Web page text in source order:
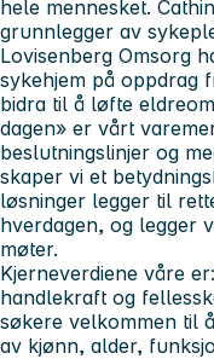
hele mennesket.
grunnlegger av
Lovisenberg Omsorg
sykehjem på oppdrag
bidra til å løfte
dagen» er vårt
beslutningslinjer og
skaper vi et
løsninger legger til
hverdagen, og legger
møter.
Kjerneverdiene våre
handlekraft og
søkere velkommen til
av kjønn, alder,